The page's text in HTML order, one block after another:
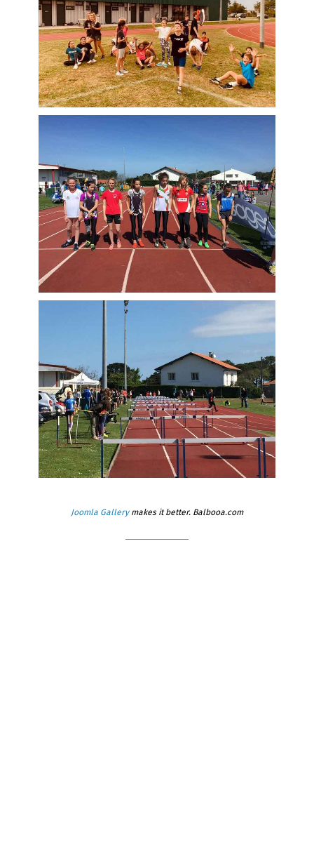
Joomla Gallerymakes it better. Balbooa.com